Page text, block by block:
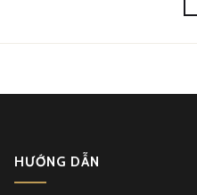
đối tác trung thành và đáng tin
HƯỚNG DẪN